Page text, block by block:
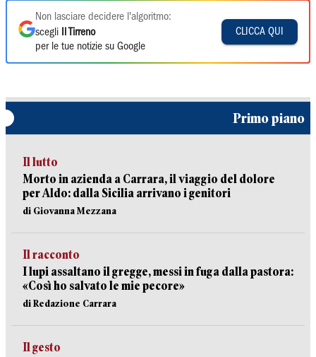
Non lasciare decidere l'algoritmo:
scegli
Il Tirreno
per le tue notizie su Google
CLICCA QUI
Primo piano
Il lutto
Morto in azienda a Carrara, il viaggio del dolore
per Aldo: dalla Sicilia arrivano i genitori
di Giovanna Mezzana
Il racconto
I lupi assaltano il gregge, messi in fuga dalla pastora:
«Così ho salvato le mie pecore»
di Redazione Carrara
Il gesto